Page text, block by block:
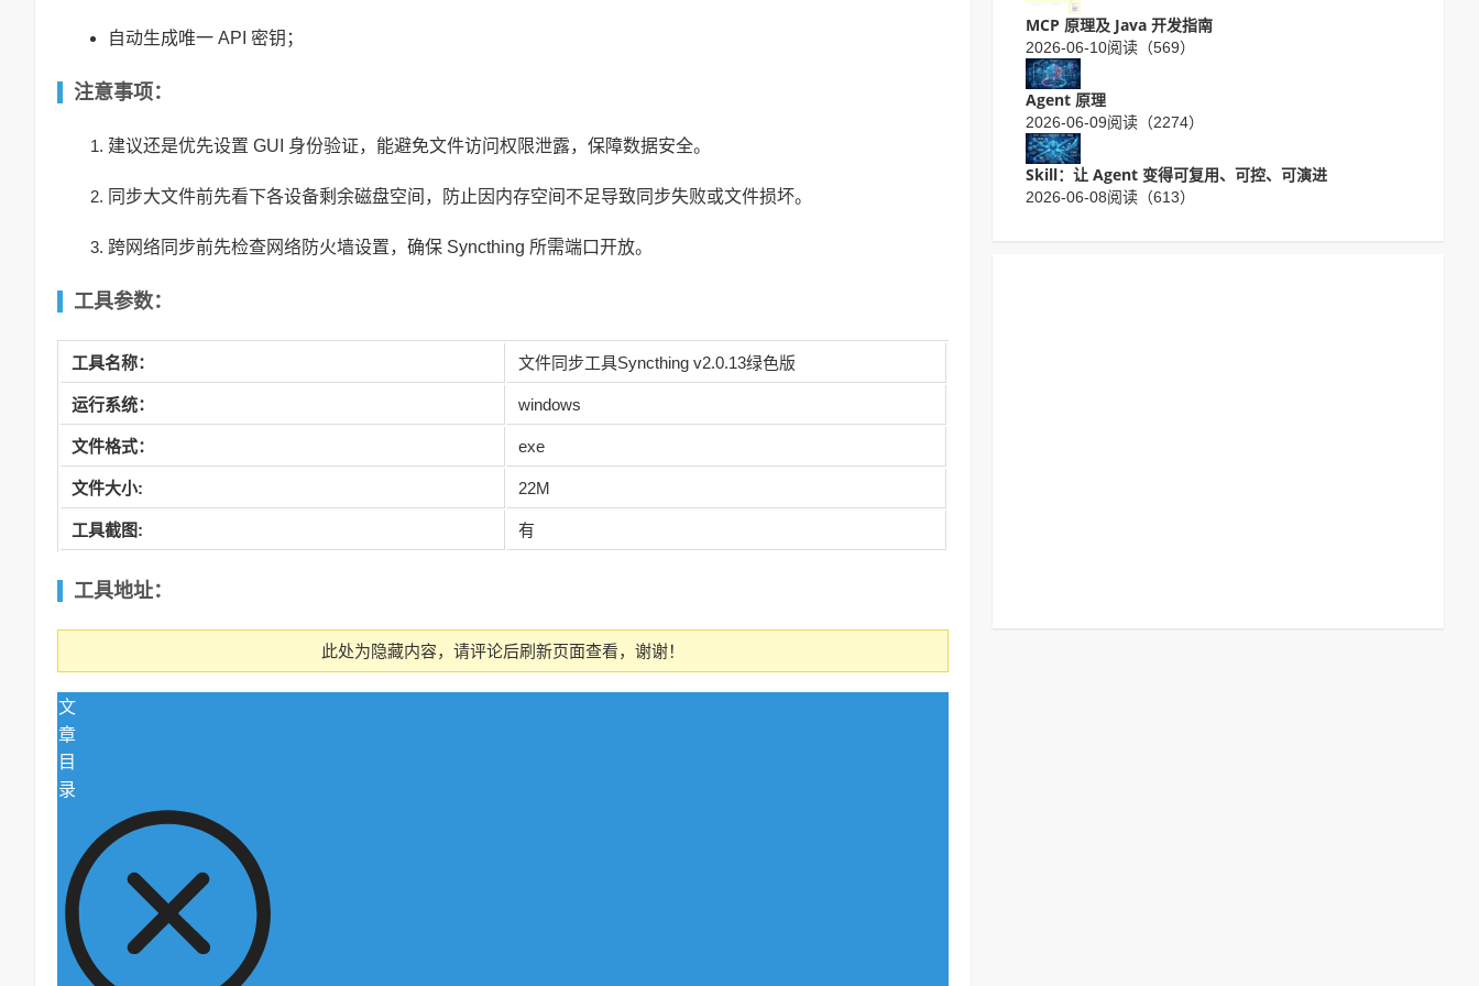
自动生成唯一 API 密钥；
注意事项：
建议还是优先设置 GUI 身份验证，能避免文件访问权限泄露，保障数据安全。
同步大文件前先看下各设备剩余磁盘空间，防止因内存空间不足导致同步失败或文件损坏。
跨网络同步前先检查网络防火墙设置，确保 Syncthing 所需端口开放。
工具参数：
工具名称： 文件同步工具Syncthing v2.0.13绿色版
运行系统： windows
文件格式： exe
文件大小: 22M
工具截图: 有
工具地址：
此处为隐藏内容，请评论后刷新页面查看，谢谢！
文
章
目
录
MCP 原理及 Java 开发指南
2026-06-10阅读（569）
Agent 原理
2026-06-09阅读（2274）
Skill：让 Agent 变得可复用、可控、可演进
2026-06-08阅读（613）